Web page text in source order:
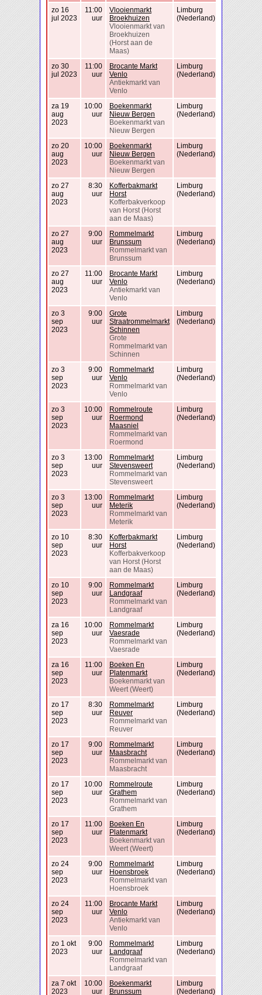
zo 16
jul 2023
11:00
uur
Vlooienmarkt
Broekhuizen
Vlooienmarkt van
Broekhuizen
(Horst aan de
Maas)
Limburg
(Nederland)
zo 30
jul 2023
11:00
uur
Brocante Markt
Venlo
Antiekmarkt van
Venlo
Limburg
(Nederland)
za 19
aug
2023
10:00
uur
Boekenmarkt
Nieuw Bergen
Boekenmarkt van
Nieuw Bergen
Limburg
(Nederland)
zo 20
aug
2023
10:00
uur
Boekenmarkt
Nieuw Bergen
Boekenmarkt van
Nieuw Bergen
Limburg
(Nederland)
zo 27
aug
2023
8:30
uur
Kofferbakmarkt
Horst
Kofferbakverkoop
van Horst (Horst
aan de Maas)
Limburg
(Nederland)
zo 27
aug
2023
9:00
uur
Rommelmarkt
Brunssum
Rommelmarkt van
Brunssum
Limburg
(Nederland)
zo 27
aug
2023
11:00
uur
Brocante Markt
Venlo
Antiekmarkt van
Venlo
Limburg
(Nederland)
zo 3
sep
2023
9:00
uur
Grote
Straatrommelmarkt
Schinnen
Grote
Rommelmarkt van
Schinnen
Limburg
(Nederland)
zo 3
sep
2023
9:00
uur
Rommelmarkt
Venlo
Rommelmarkt van
Venlo
Limburg
(Nederland)
zo 3
sep
2023
10:00
uur
Rommelroute
Roermond
Maasniel
Rommelmarkt van
Roermond
Limburg
(Nederland)
zo 3
sep
2023
13:00
uur
Rommelmarkt
Stevensweert
Rommelmarkt van
Stevensweert
Limburg
(Nederland)
zo 3
sep
2023
13:00
uur
Rommelmarkt
Meterik
Rommelmarkt van
Meterik
Limburg
(Nederland)
zo 10
sep
2023
8:30
uur
Kofferbakmarkt
Horst
Kofferbakverkoop
van Horst (Horst
aan de Maas)
Limburg
(Nederland)
zo 10
sep
2023
9:00
uur
Rommelmarkt
Landgraaf
Rommelmarkt van
Landgraaf
Limburg
(Nederland)
za 16
sep
2023
10:00
uur
Rommelmarkt
Vaesrade
Rommelmarkt van
Vaesrade
Limburg
(Nederland)
za 16
sep
2023
11:00
uur
Boeken En
Platenmarkt
Boekenmarkt van
Weert (Weert)
Limburg
(Nederland)
zo 17
sep
2023
8:30
uur
Rommelmarkt
Reuver
Rommelmarkt van
Reuver
Limburg
(Nederland)
zo 17
sep
2023
9:00
uur
Rommelmarkt
Maasbracht
Rommelmarkt van
Maasbracht
Limburg
(Nederland)
zo 17
sep
2023
10:00
uur
Rommelroute
Grathem
Rommelmarkt van
Grathem
Limburg
(Nederland)
zo 17
sep
2023
11:00
uur
Boeken En
Platenmarkt
Boekenmarkt van
Weert (Weert)
Limburg
(Nederland)
zo 24
sep
2023
9:00
uur
Rommelmarkt
Hoensbroek
Rommelmarkt van
Hoensbroek
Limburg
(Nederland)
zo 24
sep
2023
11:00
uur
Brocante Markt
Venlo
Antiekmarkt van
Venlo
Limburg
(Nederland)
zo 1 okt
2023
9:00
uur
Rommelmarkt
Landgraaf
Rommelmarkt van
Landgraaf
Limburg
(Nederland)
za 7 okt
2023
10:00
uur
Boekenmarkt
Brunssum
Limburg
(Nederland)